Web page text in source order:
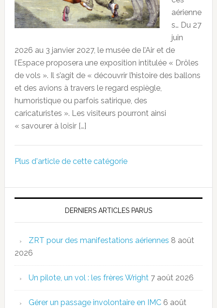
aérienne
s… Du 27
juin
2026 au 3 janvier 2027, le musée de l’Air et de
l’Espace proposera une exposition intitulée « Drôles
de vols ». Il s’agit de « découvrir l’histoire des ballons
et des avions à travers le regard espiègle,
humoristique ou parfois satirique, des
caricaturistes ». Les visiteurs pourront ainsi
« savourer à loisir […]
Plus d'article de cette catégorie
DERNIERS ARTICLES PARUS
ZRT pour des manifestations aériennes 8 août
2026
Un pilote, un vol : les frères Wright 7 août 2026
Gérer un passage involontaire en IMC 6 août